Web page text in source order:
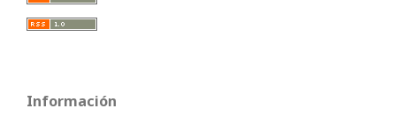
Información